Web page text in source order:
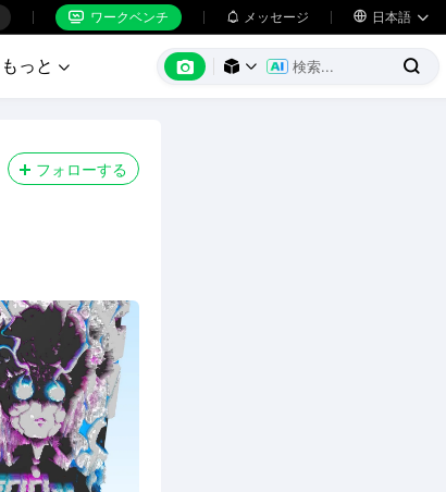
 ワークベンチ  メッセージ  日本語 
もっと     
フォローする